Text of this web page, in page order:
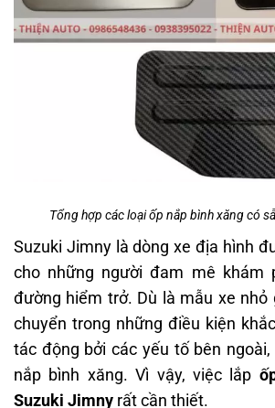
Tổng hợp các loại ốp nắp bình xăng có
Suzuki Jimny là dòng xe địa hình
cho những người đam mê khám
đường hiểm trở. Dù là mẫu xe nhỏ
chuyển trong những điều kiện
tác động bởi các yếu tố bên
nắp bình xăng. Vì vậy, việc lắp
Suzuki Jimny rất cần thiết.